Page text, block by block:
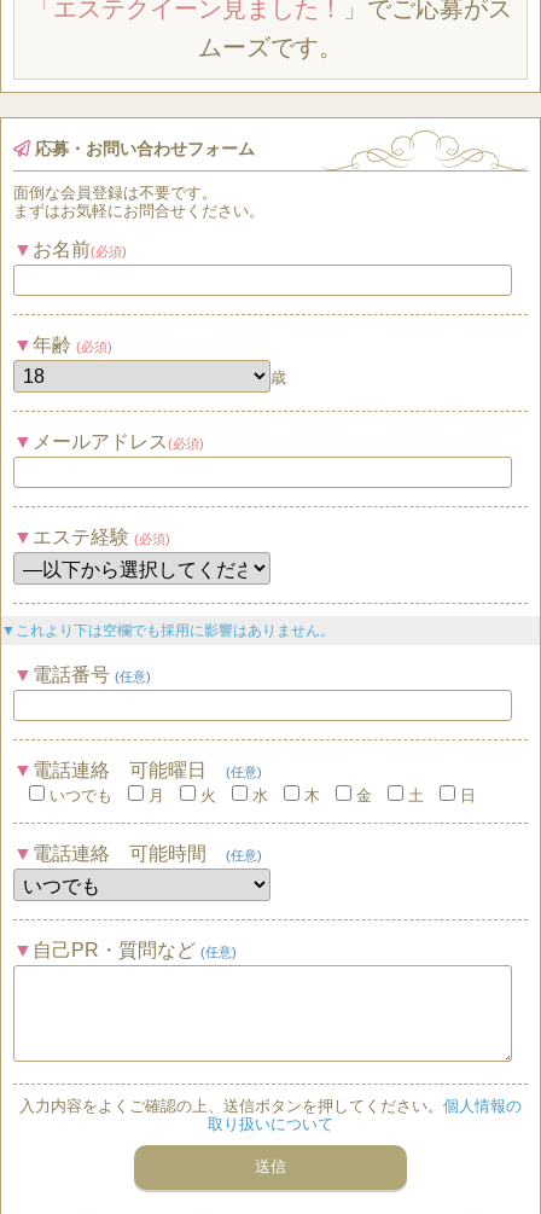
「エステクイーン見ました！」 でご応募がス
ムーズです。
応募・お問い合わせフォーム
面倒な会員登録は不要です。
まずはお気軽にお問合せください。
お名前(必須)
年齢 (必須)
歳
メールアドレス (必須)
エステ経験 (必須)
▼これより下は空欄でも採用に影響はありません。
電話番号 (任意)
電話連絡 可能曜日 (任意)
いつでも 月 火 水 木 金 土 日
電話連絡 可能時間 (任意)
自己PR・質問など (任意)
入力内容をよくご確認の上、送信ボタンを押してください。 個人情報の
取り扱いについて